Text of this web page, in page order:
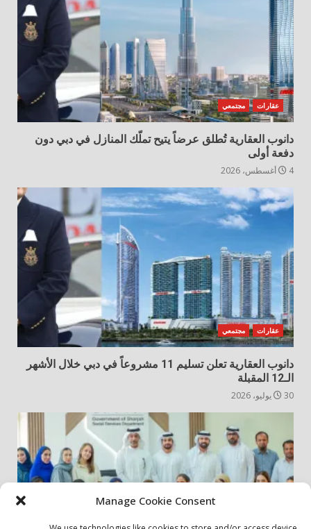
Manage Cookie Consent
عقارات مجتمعي
دانوب العقارية تُطلق عرضاً يتيح تملّك المنازل في دبي دون
دفعة أولى
4 أغسطس، 2026
عقارات مجتمعي
دانوب العقارية تعلن تسليم 11 مشروعاً في دبي خلال الأشهر
الـ12 المقبلة
30 يوليو، 2026